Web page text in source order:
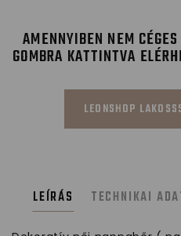
AMENNYIBEN NEM
GOMBRA KATTINTVA
LEONSHOP
LEÍRÁS TECHNIKAI